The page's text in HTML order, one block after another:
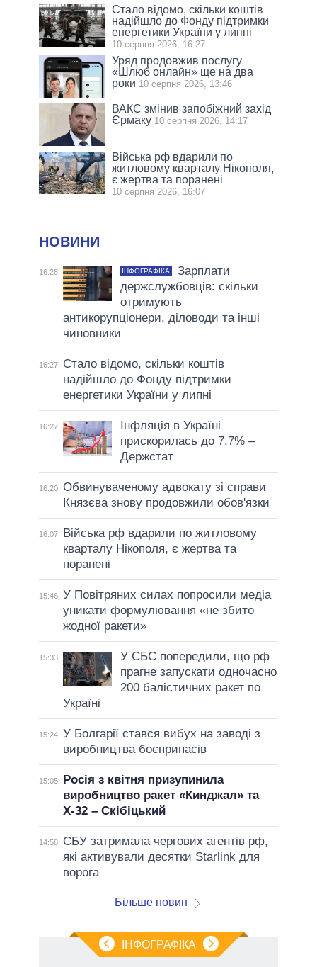
Стало відомо, скільки коштів
надійшло до Фонду підтримки
енергетики України у липні
10 серпня 2026, 16:27
Уряд продовжив послугу
«Шлюб онлайн» ще на два
роки 10 серпня 2026, 13:46
ВАКС змінив запобіжний захід
Єрмаку 10 серпня 2026, 14:17
Війська рф вдарили по
житловому кварталу Нікополя,
є жертва та поранені
10 серпня 2026, 16:07
НОВИНИ
16:28 ІНФОГРАФІКА
Зарплати
держслужбовців: скільки
отримують
антикорупціонери, діловоди та інші
чиновники
16:27
Стало відомо, скільки коштів
надійшло до Фонду підтримки
енергетики України у липні
16:27
Інфляція в Україні
прискорилась до 7,7% –
Держстат
16:20 Обвинуваченому адвокату зі справи
Князєва знову продовжили обов'язки
16:07
Війська рф вдарили по житловому
кварталу Нікополя, є жертва та
поранені
15:46 У Повітряних силах попросили медіа
уникати формулювання «не збито
жодної ракети»
15:33
У СБС попередили, що рф
прагне запускати одночасно
200 балістичних ракет по
Україні
15:24 У Болгарії стався вибух на заводі з
виробництва боєприпасів
15:05
Росія з квітня призупинила
виробництво ракет «Кинджал» та
Х-32 – Скібіцький
14:58
СБУ затримала чергових агентів рф,
які активували десятки Starlink для
ворога
Більше новин
ІНФОГРАФІКА